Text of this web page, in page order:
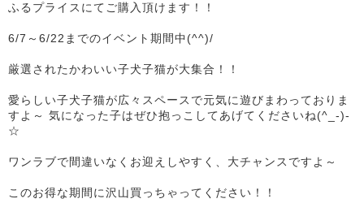
ふるプライスにてご購入頂けます！！
6/7～6/22までのイベント期間中(^^)/
厳選されたかわいい子犬子猫が大集合！！
愛らしい子犬子猫が広々スペースで元気に遊びまわっておりま
すよ～ 気になった子はぜひ抱っこしてあげてくださいね(^_-)-
☆
ワンラブで間違いなくお迎えしやすく、大チャンスですよ～
このお得な期間に沢山買っちゃってください！！